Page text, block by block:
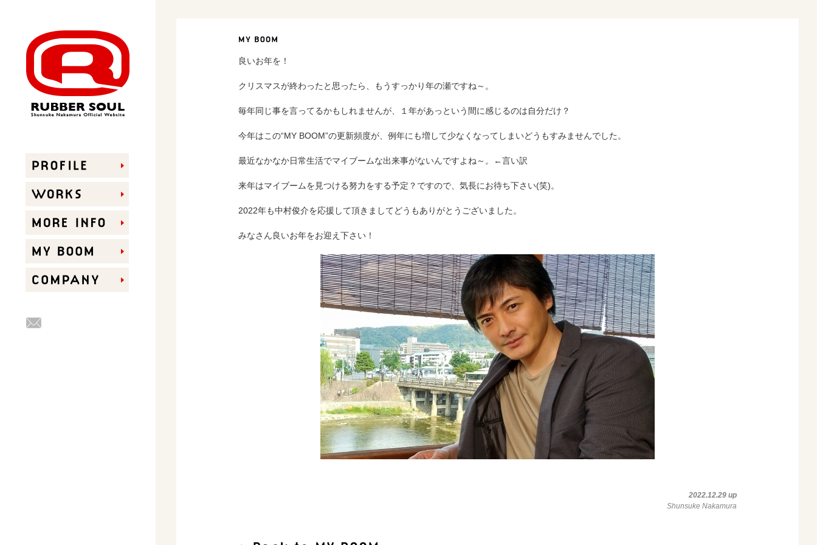
良いお年を！
クリスマスが終わったと思ったら、もうすっかり年の瀬ですね～。
毎年同じ事を言ってるかもしれませんが、１年があっという間に感じるのは自分だけ？
今年はこの“MY BOOM”の更新頻度が、例年にも増して少なくなってしまいどうもすみませんでした。
最近なかなか日常生活でマイブームな出来事がないんですよね～。←言い訳
来年はマイブームを見つける努力をする予定？ですので、気長にお待ち下さい(笑)。
2022年も中村俊介を応援して頂きましてどうもありがとうございました。
みなさん良いお年をお迎え下さい！
2022.12.29 up
Shunsuke Nakamura